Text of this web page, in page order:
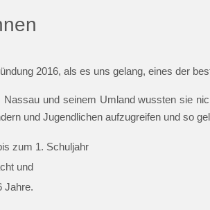
2016, als es uns gelang, eines der
und seinem Umland wussten sie
und Jugendlichen aufzugreifen und so
zum 1. Schuljahr
und
Jahre.